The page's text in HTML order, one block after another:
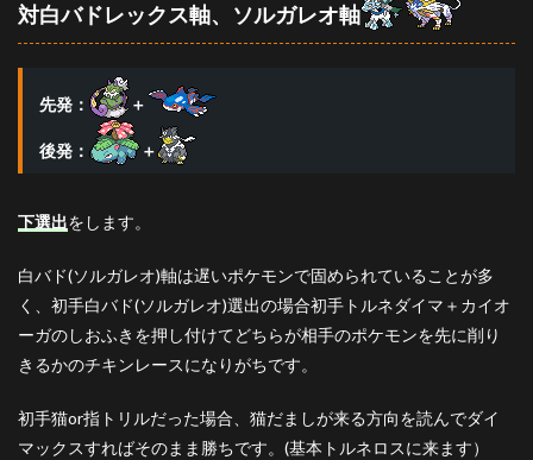
対白バドレックス軸、ソルガレオ軸
先発： ＋
後発： ＋
下選出をします。
白バド(ソルガレオ)軸は遅いポケモンで固められていることが多
く、初手白バド(ソルガレオ)選出の場合初手トルネダイマ＋カイオ
ーガのしおふきを押し付けてどちらが相手のポケモンを先に削り
きるかのチキンレースになりがちです。
初手猫or指トリルだった場合、猫だましが来る方向を読んでダイ
マックスすればそのまま勝ちです。(基本トルネロスに来ます）